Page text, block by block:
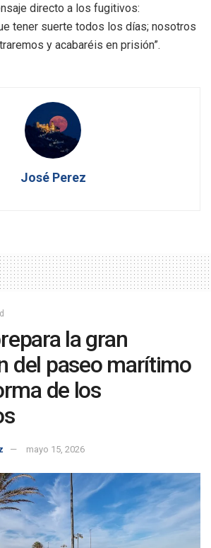
directo a los fugitivos:
tener suerte todos los días; nosotros
y acabaréis en prisión”.
José Perez
la gran
del paseo marítimo
de los
mayo 15, 2026